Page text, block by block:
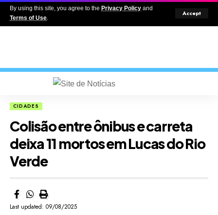
By using this site, you agree to the Privacy Policy and
Terms of Use.
Accept
CIDADES
Colisão entre ônibus e carreta
deixa 11 mortos em Lucas do Rio
Verde
Last updated: 09/08/2025